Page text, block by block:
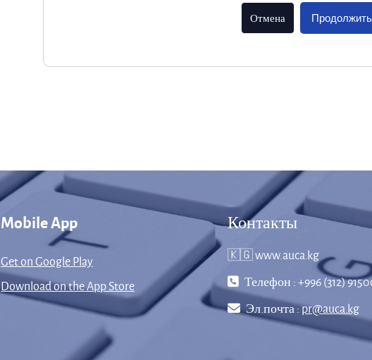
Отмена Продолжить
Mobile App
Get on Google Play
Download on the App Store
Контакты
🇰🇬 www.auca.kg
Телефон : +996 (312)
Эл.почта :pr@auca.kg